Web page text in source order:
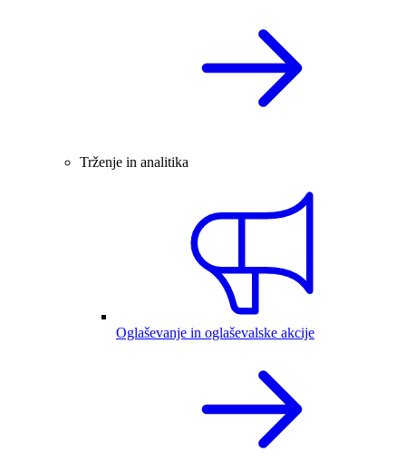
Trženje in analitika
Oglaševanje in oglaševalske akcije